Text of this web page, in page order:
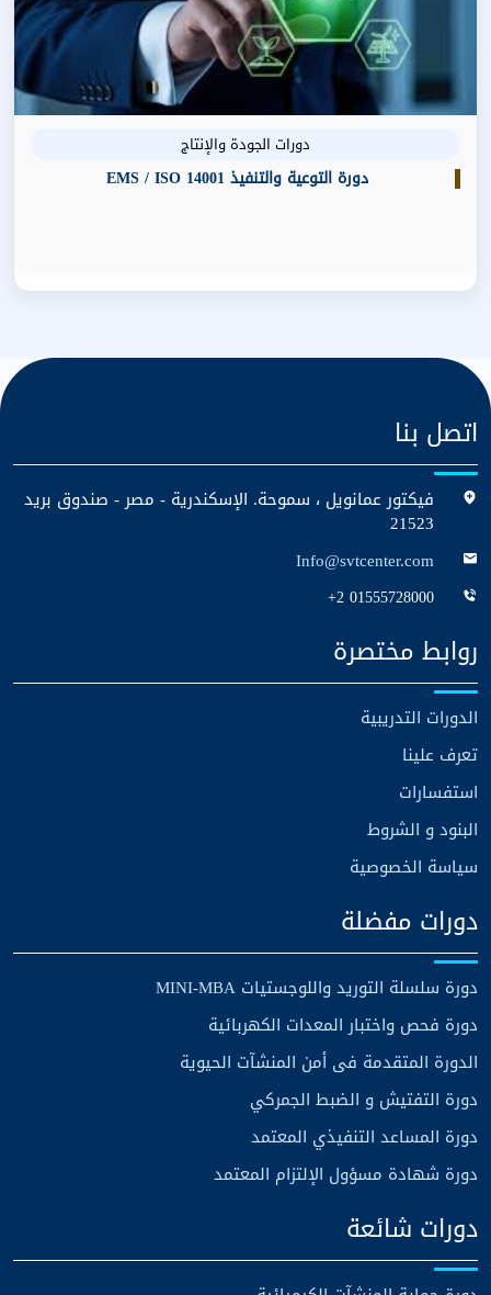
دورات الجودة والإنتاج
دورة التوعية والتنفيذ EMS / ISO 14001
اتصل بنا
فيكتور عمانويل ، سموحة. الإسكندرية - مصر - صندوق بريد
21523
Info@svtcenter.com
+2 01555728000
روابط مختصرة
الدورات التدريبية
تعرف علينا
استفسارات
البنود و الشروط
سياسة الخصوصية
دورات مفضلة
دورة سلسلة التوريد واللوجستيات MINI-MBA
دورة فحص واختبار المعدات الكهربائية
الدورة المتقدمة فى أمن المنشآت الحيوية
دورة التفتيش و الضبط الجمركي
دورة المساعد التنفيذي المعتمد
دورة شهادة مسؤول الإلتزام المعتمد
دورات شائعة